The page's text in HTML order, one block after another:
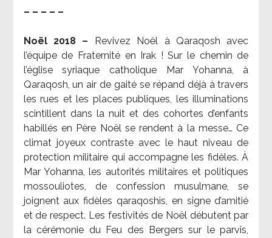
– – – – –
Noël 2018 –
Revivez Noël à Qaraqosh avec
l’équipe de Fraternité en Irak ! Sur le chemin de
l’église syriaque catholique Mar Yohanna, à
Qaraqosh, un air de gaité se répand déjà à travers
les rues et les places publiques, les illuminations
scintillent dans la nuit et des cohortes d’enfants
habillés en Père Noël se rendent à la messe… Ce
climat joyeux contraste avec le haut niveau de
protection militaire qui accompagne les fidèles. À
Mar Yohanna, les autorités militaires et politiques
mossouliotes, de confession musulmane, se
joignent aux fidèles qaraqoshis, en signe d’amitié
et de respect. Les festivités de Noël débutent par
la cérémonie du Feu des Bergers sur le parvis,